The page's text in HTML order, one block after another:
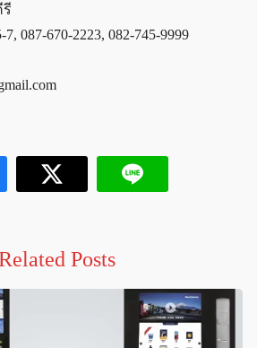
087-670-2223, 082-745-9999
Posts